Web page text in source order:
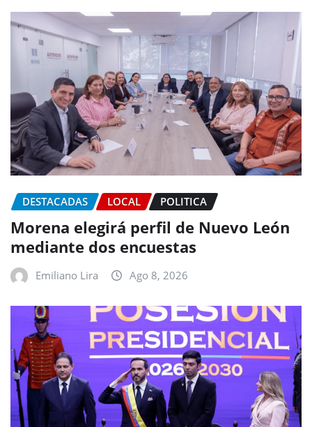
DESTACADAS LOCAL POLITICA
Morena elegirá perfil de Nuevo León
mediante dos encuestas
Emiliano Lira Ago 8, 2026